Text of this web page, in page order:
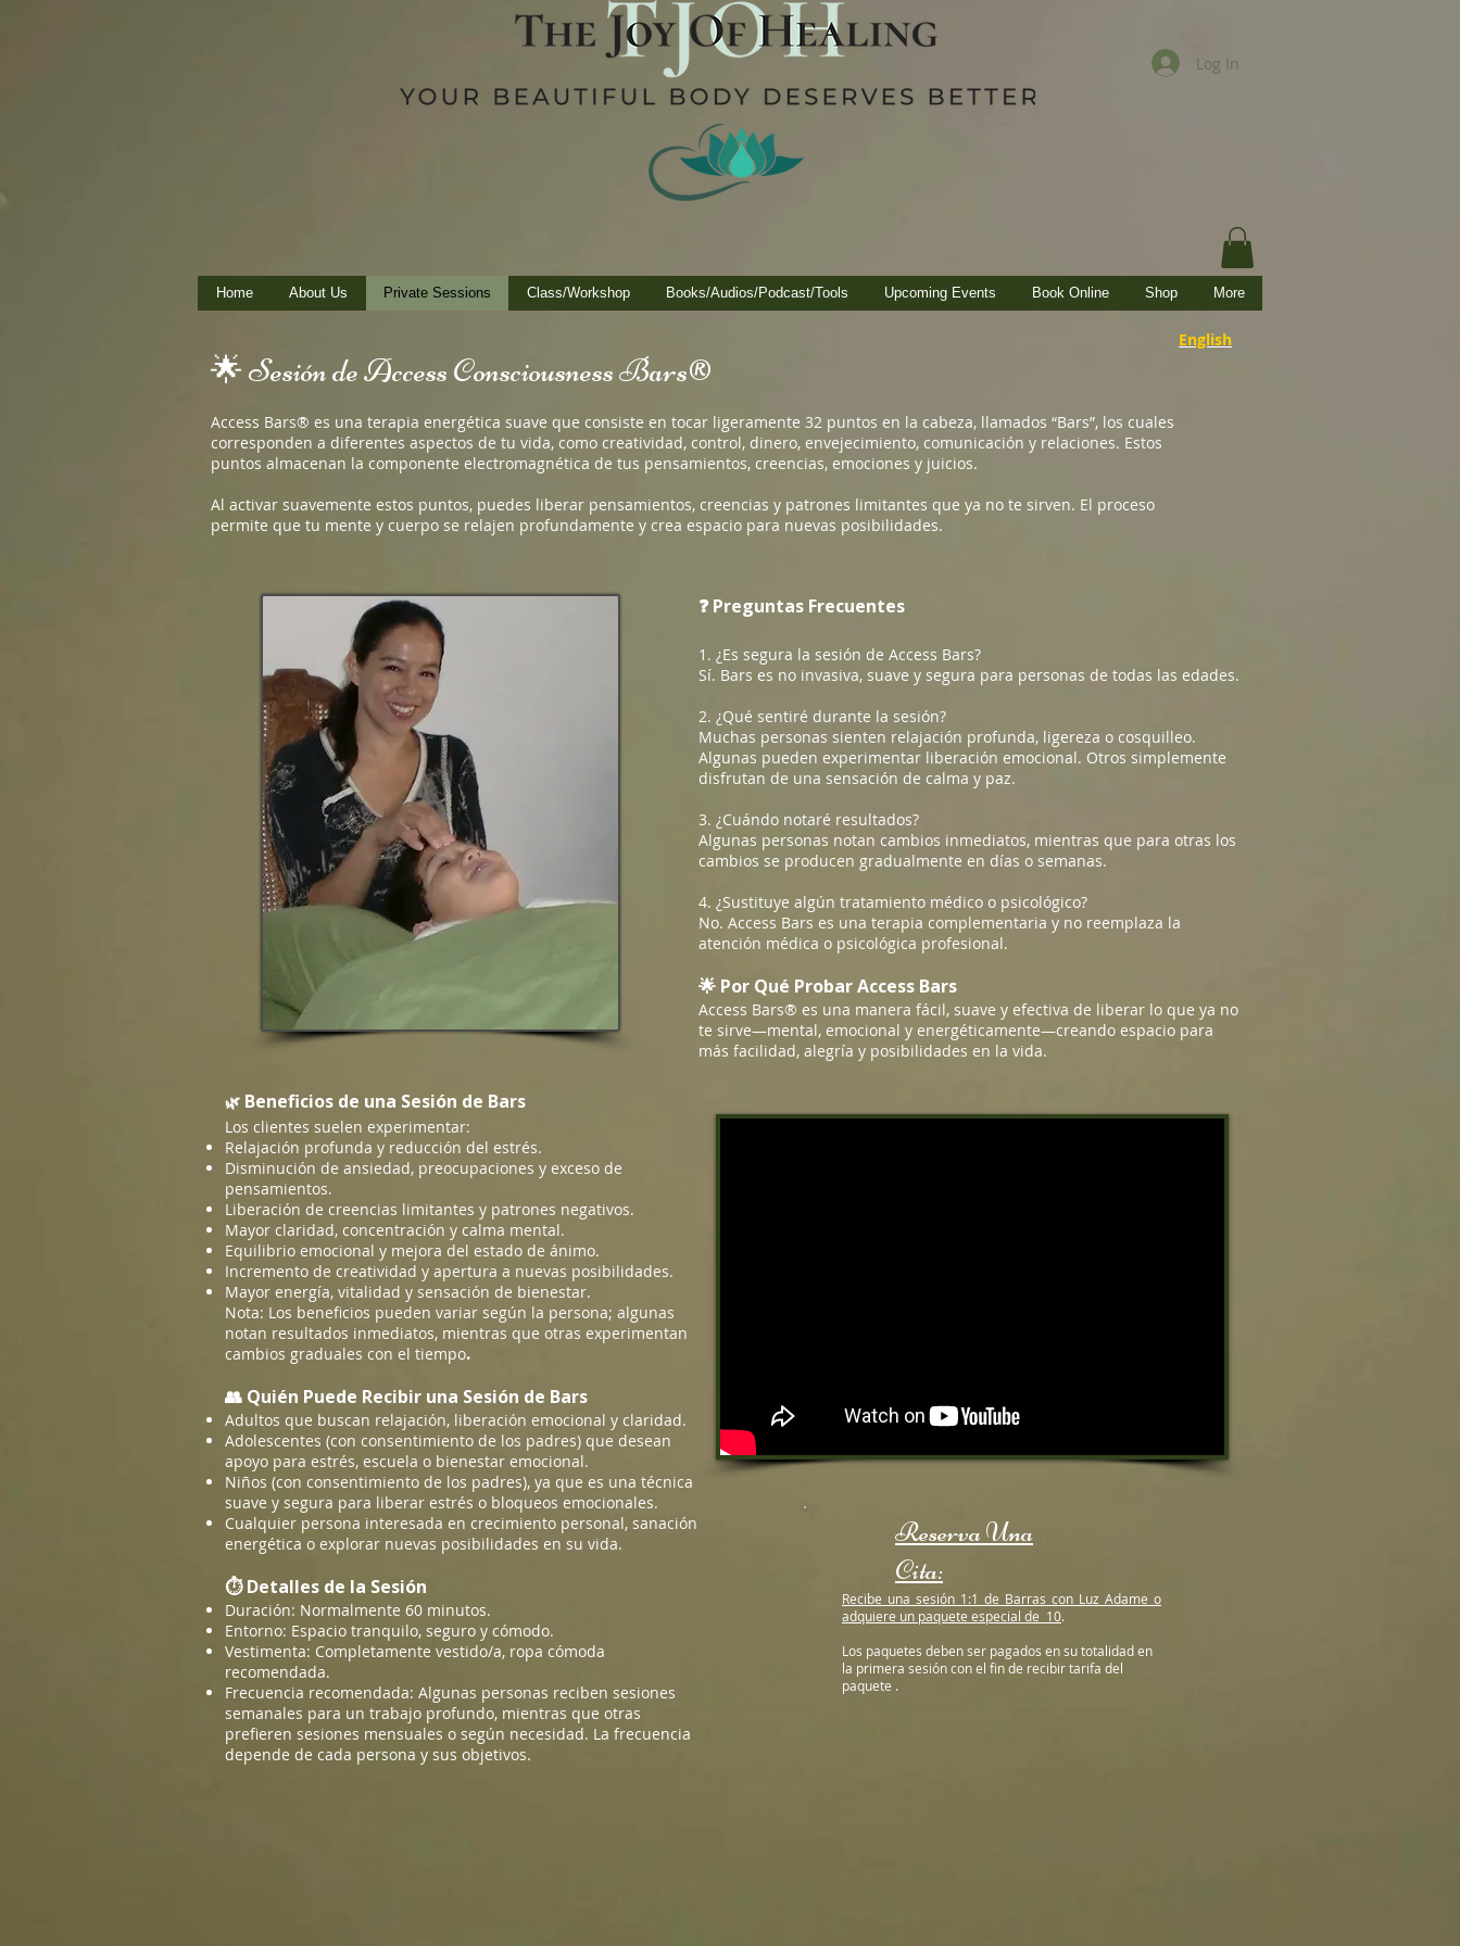
Log In
Home About Us Private Sessions Class/Workshop Books/Audios/Podcast/Tools Upcoming Events Book Online Shop More
English
🌟 Sesión de Access Consciousness Bars®
Access Bars® es una terapia energética suave que consiste en tocar ligeramente 32 puntos en la cabeza, llamados “Bars”, los cuales
corresponden a diferentes aspectos de tu vida, como creatividad, control, dinero, envejecimiento, comunicación y relaciones. Estos
puntos almacenan la componente electromagnética de tus pensamientos, creencias, emociones y juicios.
Al activar suavemente estos puntos, puedes liberar pensamientos, creencias y patrones limitantes que ya no te sirven. El proceso
permite que tu mente y cuerpo se relajen profundamente y crea espacio para nuevas posibilidades.
🌿 Beneficios de una Sesión de Bars
Los clientes suelen experimentar:
Relajación profunda y reducción del estrés.
Disminución de ansiedad, preocupaciones y exceso de
pensamientos.
Liberación de creencias limitantes y patrones negativos.
Mayor claridad, concentración y calma mental.
Equilibrio emocional y mejora del estado de ánimo.
Incremento de creatividad y apertura a nuevas posibilidades.
Mayor energía, vitalidad y sensación de bienestar.
Nota: Los beneficios pueden variar según la persona; algunas
notan resultados inmediatos, mientras que otras experimentan
cambios graduales con el tiempo.
👥 Quién Puede Recibir una Sesión de Bars
Adultos que buscan relajación, liberación emocional y claridad.
Adolescentes (con consentimiento de los padres) que desean
apoyo para estrés, escuela o bienestar emocional.
Niños (con consentimiento de los padres), ya que es una técnica
suave y segura para liberar estrés o bloqueos emocionales.
Cualquier persona interesada en crecimiento personal, sanación
energética o explorar nuevas posibilidades en su vida.
⏱ Detalles de la Sesión
Duración: Normalmente 60 minutos.
Entorno: Espacio tranquilo, seguro y cómodo.
Vestimenta: Completamente vestido/a, ropa cómoda
recomendada.
Frecuencia recomendada: Algunas personas reciben sesiones
semanales para un trabajo profundo, mientras que otras
prefieren sesiones mensuales o según necesidad. La frecuencia
depende de cada persona y sus objetivos.
❓ Preguntas Frecuentes
1. ¿Es segura la sesión de Access Bars?
Sí. Bars es no invasiva, suave y segura para personas de todas las edades.
2. ¿Qué sentiré durante la sesión?
Muchas personas sienten relajación profunda, ligereza o cosquilleo.
Algunas pueden experimentar liberación emocional. Otros simplemente
disfrutan de una sensación de calma y paz.
3. ¿Cuándo notaré resultados?
Algunas personas notan cambios inmediatos, mientras que para otras los
cambios se producen gradualmente en días o semanas.
4. ¿Sustituye algún tratamiento médico o psicológico?
No. Access Bars es una terapia complementaria y no reemplaza la
atención médica o psicológica profesional.
🌟 Por Qué Probar Access Bars
Access Bars® es una manera fácil, suave y efectiva de liberar lo que ya no
te sirve—mental, emocional y energéticamente—creando espacio para
más facilidad, alegría y posibilidades en la vida.
Reserva Una
Cita:
Recibe una sesión 1:1 de Barras con Luz Adame o
adquiere un paquete especial de 10.
Los paquetes deben ser pagados en su totalidad en
la primera sesión con el fin de recibir tarifa del
paquete .